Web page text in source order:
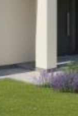
fotovoltaica